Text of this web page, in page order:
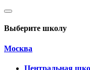
Выберите школу
Москва
Центральная